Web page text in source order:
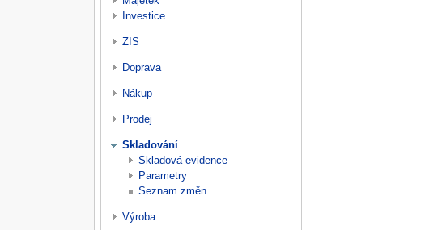
Investice
ZIS
Doprava
Nákup
Prodej
Skladování
Skladová evidence
Parametry
Seznam změn
Výroba